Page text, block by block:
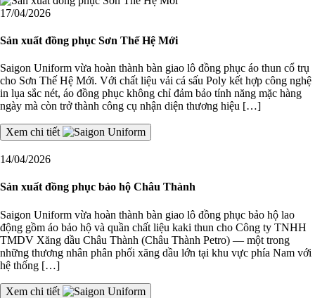
17/04/2026
Sản xuất đồng phục Sơn Thế Hệ Mới
Saigon Uniform vừa hoàn thành bàn giao lô đồng phục áo thun cổ trụ
cho Sơn Thế Hệ Mới. Với chất liệu vải cá sấu Poly kết hợp công nghệ
in lụa sắc nét, áo đồng phục không chỉ đảm bảo tính năng mặc hàng
ngày mà còn trở thành công cụ nhận diện thương hiệu […]
Xem chi tiết
14/04/2026
Sản xuất đồng phục bảo hộ Châu Thành
Saigon Uniform vừa hoàn thành bàn giao lô đồng phục bảo hộ lao
động gồm áo bảo hộ và quần chất liệu kaki thun cho Công ty TNHH
TMDV Xăng dầu Châu Thành (Châu Thành Petro) — một trong
những thương nhân phân phối xăng dầu lớn tại khu vực phía Nam với
hệ thống […]
Xem chi tiết